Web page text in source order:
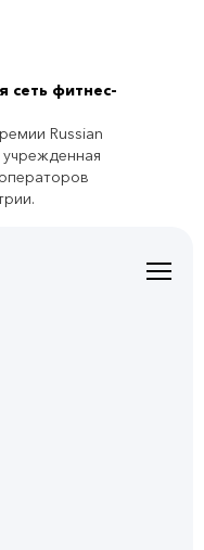
сеть фитнес-
Russian